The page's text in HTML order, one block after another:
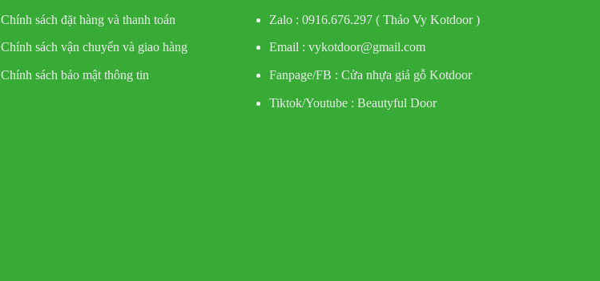
Chính sách đặt hàng và thanh toán
Chính sách vận chuyển và giao hàng
Chính sách bảo mật thông tin
Zalo : 0916.676.297 ( Thảo Vy Kotdoor )
Email : vykotdoor@gmail.com
Fanpage/FB :Cửa nhựa giả gỗ Kotdoor
Tiktok/Youtube :Beautyful Door